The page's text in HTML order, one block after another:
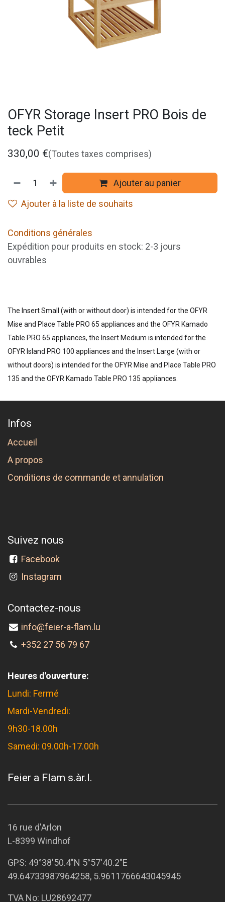
OFYR Storage Insert PRO Bois de
teck Petit
330,00 €(Toutes taxes comprises)
Ajouter au panier
Ajouter à la liste de souhaits
Conditions générales
Expédition pour produits en stock: 2-3 jours
ouvrables
The Insert Small (with or without door) is intended for the OFYR
Mise and Place Table PRO 65 appliances and the OFYR Kamado
Table PRO 65 appliances, the Insert Medium is intended for the
OFYR Island PRO 100 appliances and the Insert Large (with or
without doors) is intended for the OFYR Mise and Place Table PRO
135 and the OFYR Kamado Table PRO 135 appliances.
Infos
Accueil
A propos
Conditions de commande et annulation
Suivez nous
Facebook
Instagram
Contactez-nous
info@feier-a-flam.lu
+352 27 56 79 67
Heures d'ouverture:
Lundi: Fermé
Mardi-Vendredi:
9h30-18.00h
Samedi: 09.00h-17.00h
Feier a Flam s.àr.l.
16 rue d'Arlon
L-8399 Windhof
GPS: 49°38'50.4"N 5°57'40.2"E
49.64733987964258, 5.9611766643045945
TVA No: LU28692477